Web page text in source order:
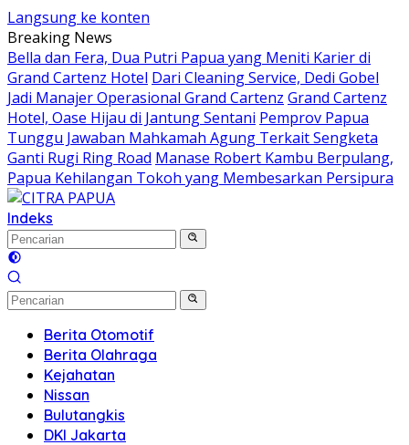
Langsung ke konten
Breaking News
Bella dan Fera, Dua Putri Papua yang Meniti Karier di
Grand Cartenz Hotel Dari Cleaning Service, Dedi Gobel
Jadi Manajer Operasional Grand Cartenz Grand Cartenz
Hotel, Oase Hijau di Jantung Sentani Pemprov Papua
Tunggu Jawaban Mahkamah Agung Terkait Sengketa
Ganti Rugi Ring Road Manase Robert Kambu Berpulang,
Papua Kehilangan Tokoh yang Membesarkan Persipura
Indeks
Berita Otomotif
Berita Olahraga
Kejahatan
Nissan
Bulutangkis
DKI Jakarta